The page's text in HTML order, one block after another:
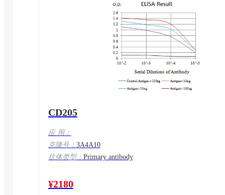
CD205
应 用：
克隆号： 3A4A10
抗体类型： Primary antibody
¥2180